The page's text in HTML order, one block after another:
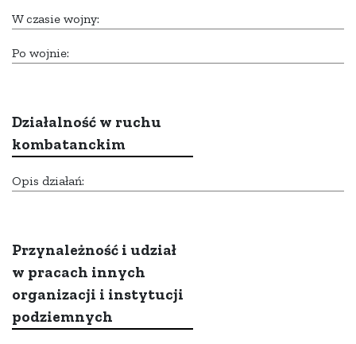
W czasie wojny:
Po wojnie:
Działalność w ruchu
kombatanckim
Opis działań:
Przynależność i udział
w pracach innych
organizacji i instytucji
podziemnych